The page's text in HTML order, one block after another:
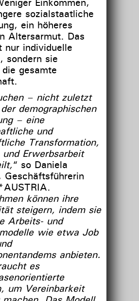
sozialstaatliche
ein höheres
Altersarmut. Das
nur individuelle
sondern sie
gesamte
– nicht zuletzt
demographischen
– eine
und
Transformation,
Erwerbsarbeit
“ so Daniela
Geschäftsführerin
können ihre
steigern, indem sie
Arbeits- und
wie etwa Job
anbieten.
es
um Vereinbarkeit